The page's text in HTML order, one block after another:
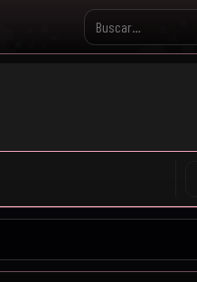
Buscar en KpopVisage